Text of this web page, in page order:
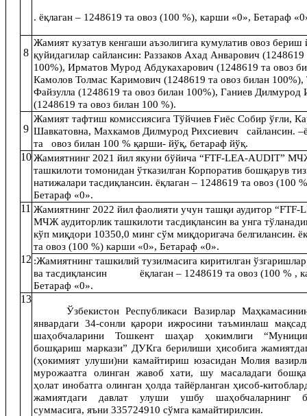
. ёқлаган – 1248619 та овоз (100 %), карши «0», Бетараф
8
Жамият кузатув кенгаши аъзолигига кумулатив овоз бериш
қуйидагилар сайлансин: Раззаков Ахад Анварович (1248619
100%), Ирматов Мурод Абдукахарович (1248619 та овоз
Камолов Толмас Каримович (1248619 та овоз билан 100%),
Файзулла (1248619 та овоз билан 100%), Ганиев Дилмурод
(1248619 та овоз билан 100 %).
9
Жамият тафтиш комиссиясига Тўйчиев Ғиёс Собир ўғли,
Шавкатовна, Махкамов Дилмурод Рихсиевич сайлансин.
та овоз билан 100 % қарши- йўқ, бетараф йўқ.
10 Жамиятнинг 2021 йил якуни бўйича “FTF-LEA-AUDIT”
ташкилоти томонидан ўтказилган Корпоратив бошқарув
натижалари тасдиқлансин. ёқлаган – 1248619 та овоз (100
Бетараф «0».
11 Жамиятнинг 2022 йил фаолияти учун ташқи аудитор “FTF-
МЧЖ аудиторлик ташкилоти тасдиқлансин ва унга
кўп миқдори 10350,0 минг сўм миқдоригача белгилансин.
та овоз (100 %) карши «0», Бетараф «0».
1 2 :Жамиятнинг ташкилий тузилмасига киритилган
ва тасдиқлансин ёқлаган – 1248619 та овоз (100 % ,
Бетараф «0».
13
Ўзбекистон Республикаси Вазирлар
январдаги 34-сонли қарори ижросини таъминлаш
шаҳобчаларини Тошкент шаҳар ҳокимлиги
бошқариш маркази” ДУКга берилиши ҳисобига
(ҳокимият улуши)ни камайтириш юзасидан Молия
мурожаатга олинган жавоб хати, шу масаладаги бошқа
ҳолат инобатга олинган ҳолда тайёрланган ҳисоб-
жамиятдаги давлат улуши ушбу шаҳобчаларнинг
суммасига, яъни 335724910 сўмга камайтирилсин.